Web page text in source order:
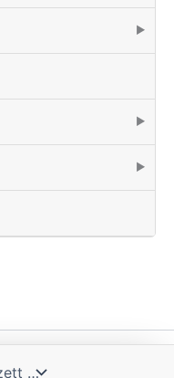
▶
▶
▶
by Blue Hill IT Solutions